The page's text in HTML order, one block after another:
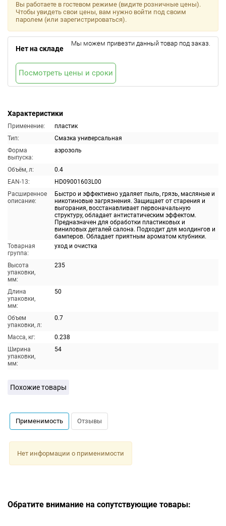
Характеристики
Применение:
пластик
Тип:
Смазка универсальная
Форма
выпуска:
аэрозоль
Объём, л:
0.4
EAN-13:
HD09001603L00
Расширенное
описание:
Быстро и эффективно удаляет пыль, грязь, масляные и
никотиновые загрязнения. Защищает от старения и
выгорания, восстанавливает первоначальную
структуру, обладает антистатическим эффектом.
Предназначен для обработки пластиковых и
виниловых деталей салона. Подходит для молдингов и
бамперов. Обладает приятным ароматом клубники.
Товарная
группа:
уход и очистка
Высота
упаковки,
мм:
235
Длина
упаковки,
мм:
50
Объем
упаковки, л:
0.7
Масса, кг:
0.238
Ширина
упаковки,
мм:
54
Вы работаете в гостевом режиме (видите розничные цены).
Чтобы увидеть свои цены, вам нужно войти под своим
паролем (или зарегистрироваться).
Нет на складе
Мы можем привезти данный товар под заказ.
Посмотреть цены и сроки
Похожие товары
Применимость Отзывы
Нет информации о применимости
Обратите внимание на сопутствующие товары: